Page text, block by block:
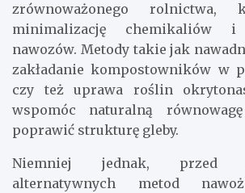
zrównoważonego rolnictwa,
minimalizację chemikaliów i
nawozów. Metody takie jak
zakładanie kompostowników w
czy też uprawa roślin
wspomóc naturalną
poprawić strukturę gleby.
Niemniej jednak, przed
alternatywnych metod